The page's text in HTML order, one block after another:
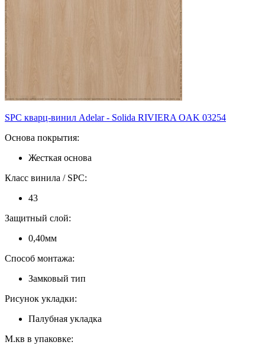
SPC кварц-винил Adelar - Solida RIVIERA OAK 03254
Основа покрытия:
Жесткая основа
Класс винила / SPC:
43
Защитный слой:
0,40мм
Способ монтажа:
Замковый тип
Рисунок укладки:
Палубная укладка
М.кв в упаковке: